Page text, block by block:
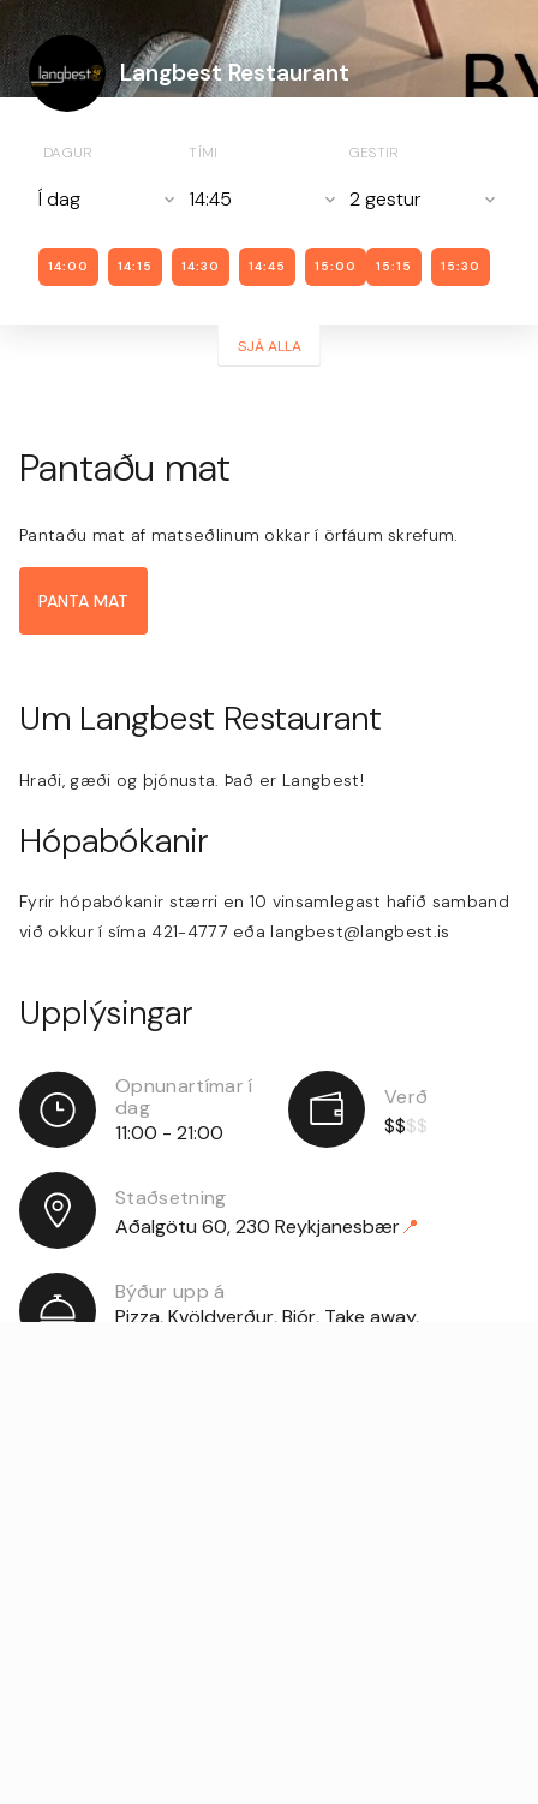
Langbest Restaurant
14:00 14:15 14:30 14:45 15:00 15:15 15:30
SJÁ ALLA
Pantaðu mat
Pantaðu mat af matseðlinum okkar í örfáum skrefum.
PANTA MAT
Um Langbest Restaurant
Hraði, gæði og þjónusta. Það er Langbest!
Hópabókanir
Fyrir hópabókanir stærri en 10 vinsamlegast hafið samband
við okkur í síma 421-4777 eða langbest@langbest.is
Upplýsingar
Opnunartímar í
dag
11:00 - 21:00
Verð
$$$$
Staðsetning
Aðalgötu 60, 230 Reykjanesbær📍
Býður upp á
Pizza, Kvöldverður, Bjór, Take away,